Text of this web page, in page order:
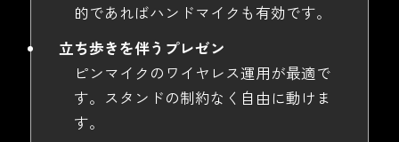
的であればハンドマイクも有効です。
立ち歩きを伴うプレゼン
ピンマイクのワイヤレス運用が最適で
す。スタンドの制約なく自由に動けま
す。